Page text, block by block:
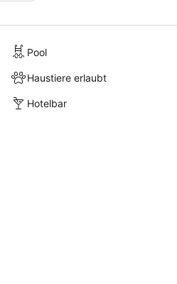
Pool
Haustiere erlaubt
Hotelbar